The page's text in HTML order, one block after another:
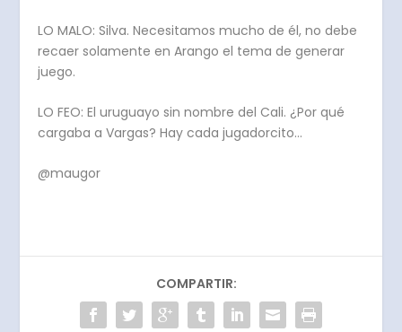
LO MALO: Silva. Necesitamos mucho de él, no debe
recaer solamente en Arango el tema de generar
juego.
LO FEO: El uruguayo sin nombre del Cali. ¿Por qué
cargaba a Vargas? Hay cada jugadorcito…
@maugor
COMPARTIR: